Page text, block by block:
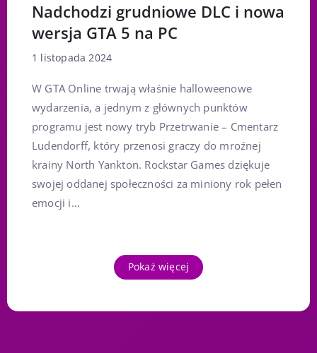
Nadchodzi grudniowe DLC i nowa
wersja GTA 5 na PC
1 listopada 2024
W GTA Online trwają właśnie halloweenowe
wydarzenia, a jednym z głównych punktów
programu jest nowy tryb Przetrwanie – Cmentarz
Ludendorff, który przenosi graczy do mroźnej
krainy North Yankton. Rockstar Games dziękuje
swojej oddanej społeczności za miniony rok pełen
emocji i...
Pokaż więcej